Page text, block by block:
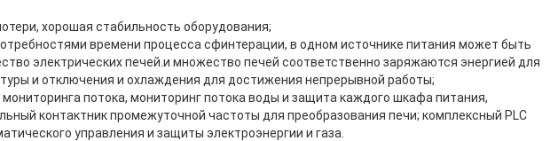
хорошая стабильность оборудования;
времени процесса сфинтерации, в одном источнике питания может быть
электрических печей.и множество печей соответственно заряжаются энергией для
и отключения и охлаждения для достижения непрерывной работы;
потока, мониторинг потока воды и защита каждого шкафа питания,
контактник промежуточной частоты для преобразования печи; комплексный PLC
управления и защиты электроэнергии и газа.